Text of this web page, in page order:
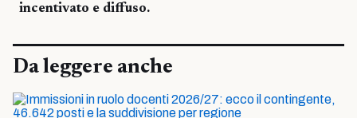
incentivato e diffuso.
Da leggere anche